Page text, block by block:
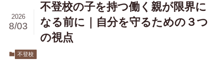
不登校の子を持つ働く親が限界に
なる前に｜自分を守るための３つ
の視点
2026
8/03
不登校